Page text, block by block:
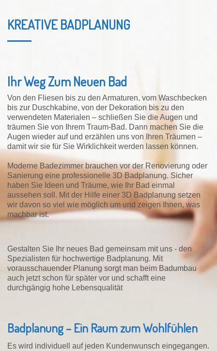
KREATIVE BADPLANUNG
Ihr Weg Zum Neuen Bad
Von den Fliesen bis zu den Armaturen, vom Waschbecken
bis zur Duschkabine, von der Dekoration bis zu den
verwendeten Materialen – schließen Sie die Augen und
träumen Sie von Ihrem Traum-Bad. Dann machen Sie die
Augen wieder auf und erzählen uns von Ihren Träumen –
damit wir sie für Sie Wirklichkeit werden lassen können.
Moderne Badezimmer brauchen vor der Renovierung oder
Sanierung eine professionelle 3D Badplanung. Sicher
haben Sie Ideen und Träume, wie Ihr Bad einmal
aussehen soll. Mit der Hilfe einer 3D Badplanung setzen
wir davon so viel wie möglich um und zeigen Ihnen, was
machbar ist.
Gestalten Sie Ihr neues Bad gemeinsam mit uns - den
Spezialisten für hochwertige Badplanung. Mit
vorausschauender Planung sorgt man beim Badumbau
auch jetzt schon für später vor und schafft eine
durchgängig hohe Lebensqualität
Badplanung – Ein Raum zum Wohlfühlen
Es wird individuell auf jeden Kundenwunsch eingegangen.